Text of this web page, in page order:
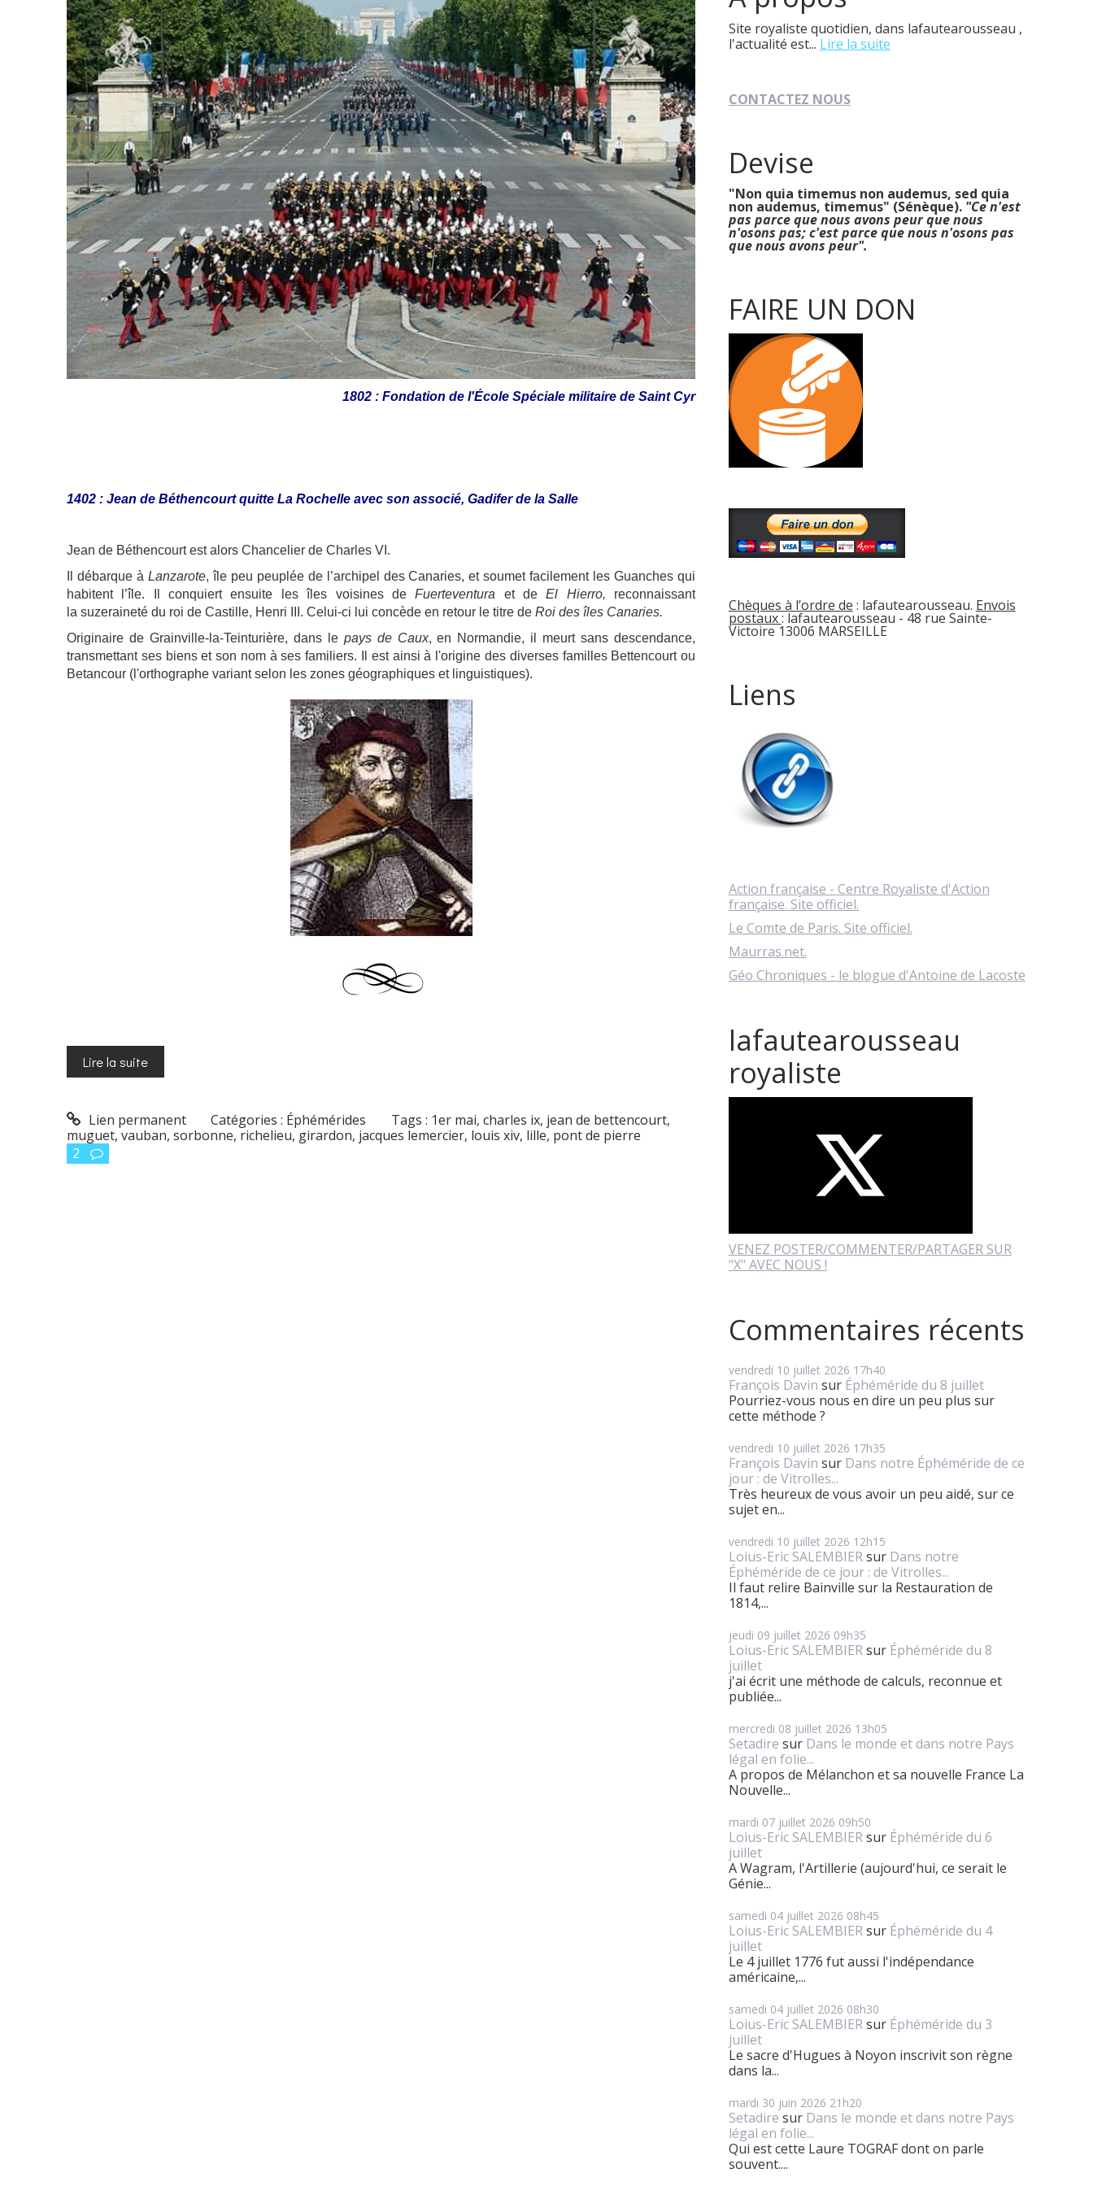
1802 : Fondation del'École Spéciale militaire de Saint Cyr
1402 : Jean de Béthencourt quitte La Rochelle avec son associé, Gadifer de la Salle
Jean de Béthencourt est alors Chancelier de Charles VI.
Il débarque à Lanzarote, île peu peuplée de l’archipel des Canaries, et soumet facilement les Guanches qui
habitent l’île. Il conquiert ensuite les îles voisines deFuerteventura et deEl Hierro, reconnaissant
la suzeraineté du roi de Castille, Henri III. Celui-ci lui concède en retour le titre de Roi des îles Canaries.
Originaire de Grainville-la-Teinturière, dans le pays de Caux, en Normandie, il meurt sans descendance,
transmettant ses biens et son nom à ses familiers. Il est ainsi à l'origine des diverses familles Bettencourt ou
Betancour (l'orthographe variant selon les zones géographiques et linguistiques).
Lire la suite
Lien permanent Catégories : Éphémérides Tags : 1er mai,charles ix, jean de bettencourt,
muguet, vauban, sorbonne, richelieu, girardon, jacques lemercier, louis xiv, lille, pont de pierre
2
Site royaliste quotidien, dans lafautearousseau ,
l'actualité est... Lire la suite
CONTACTEZ NOUS
Devise
"Non quia timemus non audemus, sed quia
non audemus, timemus" (Sénèque). "Ce n'est
pas parce que nous avons peur que nous
n'osons pas; c'est parce que nous n'osons pas
que nous avons peur".
FAIRE UN DON
Chèques à l’ordre de : lafautearousseau. Envois
postaux: lafautearousseau - 48 rue Sainte-
Victoire 13006 MARSEILLE
Liens
Action française - Centre Royaliste d'Action
française. Site officiel.
Le Comte de Paris. Site officiel.
Maurras.net.
Géo Chroniques - le blogue d'Antoine de Lacoste
lafautearousseau
royaliste
VENEZ POSTER/COMMENTER/PARTAGER SUR
"X" AVEC NOUS !
Commentaires récents
vendredi 10 juillet 2026 17h40
François Davin sur Éphéméride du 8 juillet
Pourriez-vous nous en dire un peu plus sur
cette méthode ?
vendredi 10 juillet 2026 17h35
François Davin sur Dans notre Éphéméride de ce
jour : de Vitrolles...
Très heureux de vous avoir un peu aidé, sur ce
sujet en...
vendredi 10 juillet 2026 12h15
Loius-Eric SALEMBIERsur Dans notre
Éphéméride de ce jour : de Vitrolles...
Il faut relire Bainville sur la Restauration de
1814,...
jeudi 09 juillet 2026 09h35
Loius-Eric SALEMBIERsur Éphéméride du 8
juillet
j'ai écrit une méthode de calculs, reconnue et
publiée...
mercredi 08 juillet 2026 13h05
Setadire sur Dans le monde et dans notre Pays
légal en folie...
A propos de Mélanchon et sa nouvelle France La
Nouvelle...
mardi 07 juillet 2026 09h50
Loius-Eric SALEMBIERsur Éphéméride du 6
juillet
A Wagram, l'Artillerie (aujourd'hui, ce serait le
Génie...
samedi 04 juillet 2026 08h45
Loius-Eric SALEMBIERsur Éphéméride du 4
juillet
Le 4 juillet 1776 fut aussi l'indépendance
américaine,...
samedi 04 juillet 2026 08h30
Loius-Eric SALEMBIERsur Éphéméride du 3
juillet
Le sacre d'Hugues à Noyon inscrivit son règne
dans la...
mardi 30 juin 2026 21h20
Setadire sur Dans le monde et dans notre Pays
légal en folie...
Qui est cette Laure TOGRAF dont on parle
souvent....